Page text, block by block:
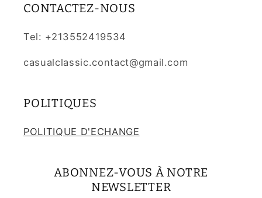
CONTACTEZ-NOUS
Tel: +213552419534
casualclassic.contact@gmail.com
POLITIQUES
POLITIQUE D'ECHANGE
ABONNEZ-VOUS À NOTRE
NEWSLETTER